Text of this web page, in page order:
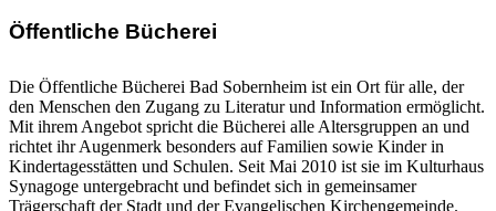
Öffentliche Bücherei
Die Öffentliche Bücherei Bad Sobernheim ist ein Ort für alle, der
den Menschen den Zugang zu Literatur und Information ermöglicht.
Mit ihrem Angebot spricht die Bücherei alle Altersgruppen an und
richtet ihr Augenmerk besonders auf Familien sowie Kinder in
Kindertagesstätten und Schulen. Seit Mai 2010 ist sie im Kulturhaus
Synagoge untergebracht und befindet sich in gemeinsamer
Trägerschaft der Stadt und der Evangelischen Kirchengemeinde.